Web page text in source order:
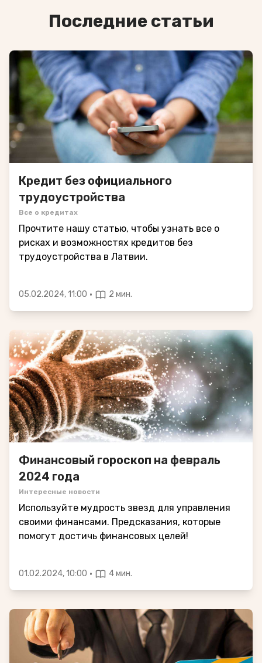
Последние статьи
Кредит без официального
трудоустройства
Все о кредитах
Прочтите нашу статью, чтобы узнать все о
рисках и возможностях кредитов без
трудоустройства в Латвии.
05.02.2024, 11:00 · 2 мин.
Финансовый гороскоп на февраль
2024 года
Интересные новости
Используйте мудрость звезд для управления
своими финансами. Предсказания, которые
помогут достичь финансовых целей!
01.02.2024, 10:00 · 4 мин.